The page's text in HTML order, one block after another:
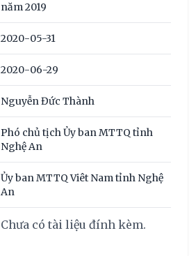
năm 2019
2020-05-31
2020-06-29
Nguyễn Đức Thành
Phó chủ tịch Ủy ban MTTQ tỉnh
Nghệ An
Ủy ban MTTQ Viêt Nam tỉnh Nghệ
An
Chưa có tài liệu đính kèm.